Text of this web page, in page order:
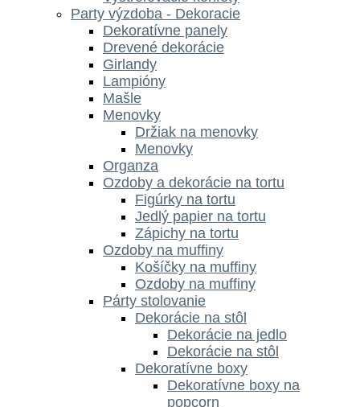
Party výzdoba - Dekoracie
Dekoratívne panely
Drevené dekorácie
Girlandy
Lampióny
Mašle
Menovky
Držiak na menovky
Menovky
Organza
Ozdoby a dekorácie na tortu
Figúrky na tortu
Jedlý papier na tortu
Zápichy na tortu
Ozdoby na muffiny
Košíčky na muffiny
Ozdoby na muffiny
Párty stolovanie
Dekorácie na stôl
Dekorácie na jedlo
Dekorácie na stôl
Dekoratívne boxy
Dekoratívne boxy na
popcorn